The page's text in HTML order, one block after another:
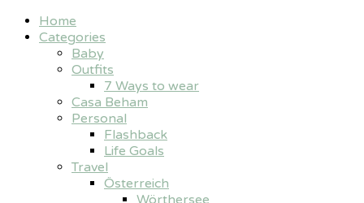
Home
Categories
Baby
Outfits
7 Ways to wear
Casa Beham
Personal
Flashback
Life Goals
Travel
Österreich
Wörthersee